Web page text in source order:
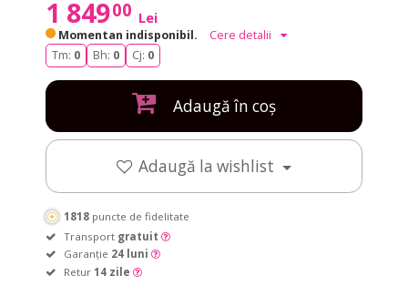
1 84900 Lei
Momentan indisponibil.
Cere detalii
Tm: 0 Bh: 0 Cj: 0
Adaugă în coș
Adaugă la wishlist
1818 puncte de fidelitate
Transport gratuit
Garanție 24 luni
Retur 14 zile